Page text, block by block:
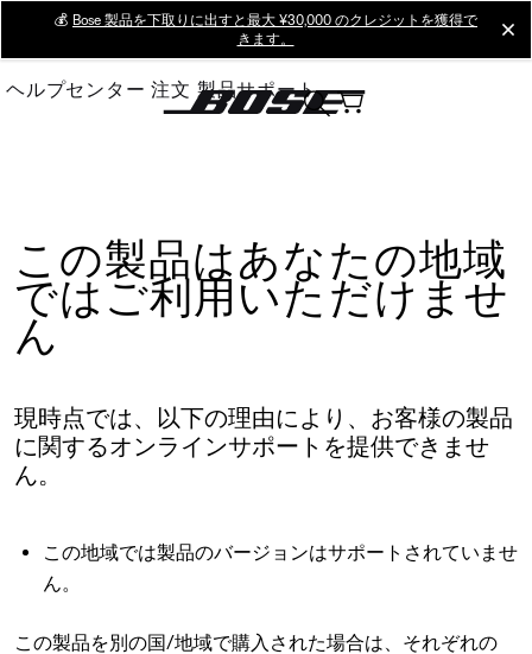
Main
💰 Bose 製品を下取りに出すと最大 ¥30,000 のクレジットを獲得で
きます。
ヘルプセンター 注文 製品サポート
この製品はあなたの地域
ではご利用いただけませ
ん
現時点では、以下の理由により、お客様の製品
に関するオンラインサポートを提供できませ
ん。
この地域では製品のバージョンはサポートされていませ
ん。
この製品を別の国/地域で購入された場合は、それぞれの